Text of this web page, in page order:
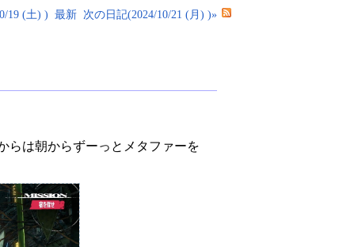
19 (土) ) 最新 次の日記(2024/10/21 (月) )»
らは朝からずーっとメタファーを